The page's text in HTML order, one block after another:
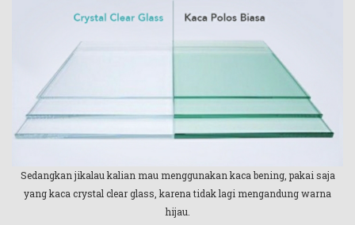
Sedangkan jikalau kalian mau menggunakan kaca bening, pakai saja
yang kaca crystal clear glass, karena tidak lagi mengandung warna
hijau.